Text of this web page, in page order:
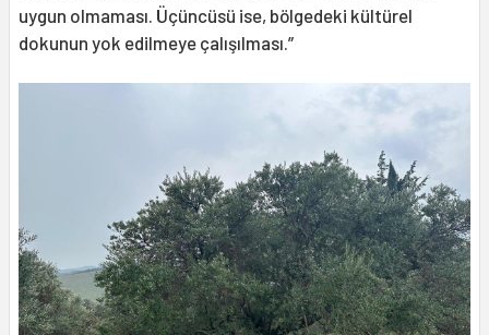
uygun olmaması. Üçüncüsü ise, bölgedeki kültürel
dokunun yok edilmeye çalışılması.”